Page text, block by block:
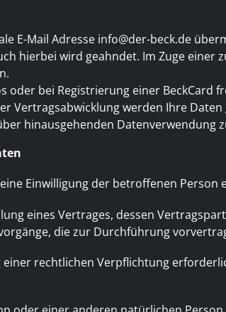
E-Mail Adresse info@der-beck.de
hierbei wird geahndet. Im Zuge
oder bei Registrierung einer
Vertragsabwicklung werden Ihre
hinausgehenden Datenverwendung
Einwilligung der betroffenen Person
eines Vertrages, dessen
die zur Durchführung
rechtlichen Verpflichtung